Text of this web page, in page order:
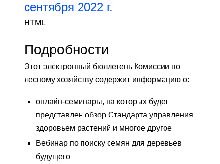
сентября 2022 г.
HTML
Подробности
Этот электронный бюллетень Комиссии по
лесному хозяйству содержит информацию о:
онлайн-семинары, на которых будет
представлен обзор Стандарта управления
здоровьем растений и многое другое
Вебинар по поиску семян для деревьев
будущего